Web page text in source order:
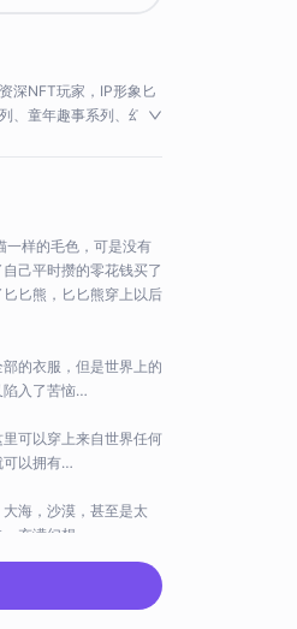
深NFT玩家，IP形象匕
、童年趣事系列、幻想
一样的毛色，可是没有
己平时攒的零花钱买了
匕熊，匕匕熊穿上以后
的衣服，但是世界上的
陷入了苦恼…
可以穿上来自世界任何
可以拥有…
海，沙漠，甚至是太
充满幻想…
卟匕